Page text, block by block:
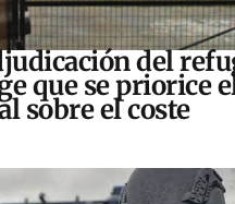
del
que se priorice
sobre el coste